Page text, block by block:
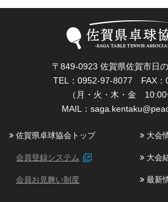
〒849-0923 佐賀県佐賀市日
TEL：0952-97-8077 FAX：
（月・火・木・金 10:00
MAIL：
佐賀県卓球協会トップ
会員登録システム
会員お見舞い制度
大会
大会
最新